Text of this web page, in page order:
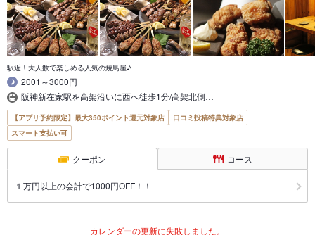
駅近！大人数で楽しめる人気の焼鳥屋♪
2001～3000円
阪神新在家駅を高架沿いに西へ徒歩1分/高架北側…
【アプリ予約限定】最大350ポイント還元対象店
口コミ投稿特典対象店
スマート支払い可
クーポン コース
１万円以上の会計で1000円OFF！！
カレンダーの更新に失敗しました。